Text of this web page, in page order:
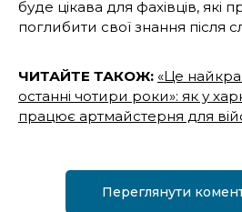
буде цікава для фахівців, які
поглибити свої знання після
ЧИТАЙТЕ ТАКОЖ: «Це
останні чотири роки»: як у
працює артмайстерня для
Переглянути